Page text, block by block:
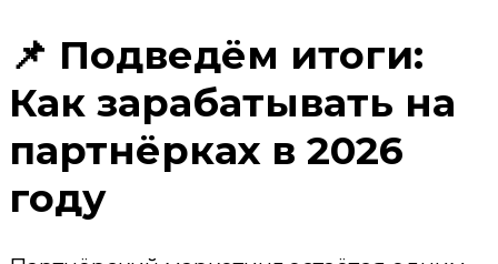
📌 Подведём итоги:
Как зарабатывать на
партнёрках в 2026
году